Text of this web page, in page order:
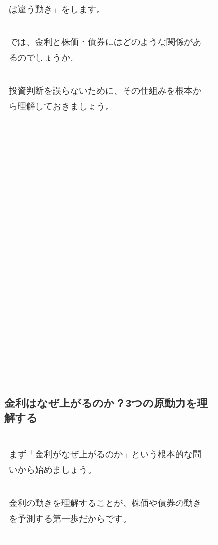
は違う動き」をします。
では、金利と株価・債券にはどのような関係があ
るのでしょうか。
投資判断を誤らないために、その仕組みを根本か
ら理解しておきましょう。
金利はなぜ上がるのか？3つの原動力を理
解する
まず「金利がなぜ上がるのか」という根本的な問
いから始めましょう。
金利の動きを理解することが、株価や債券の動き
を予測する第一歩だからです。